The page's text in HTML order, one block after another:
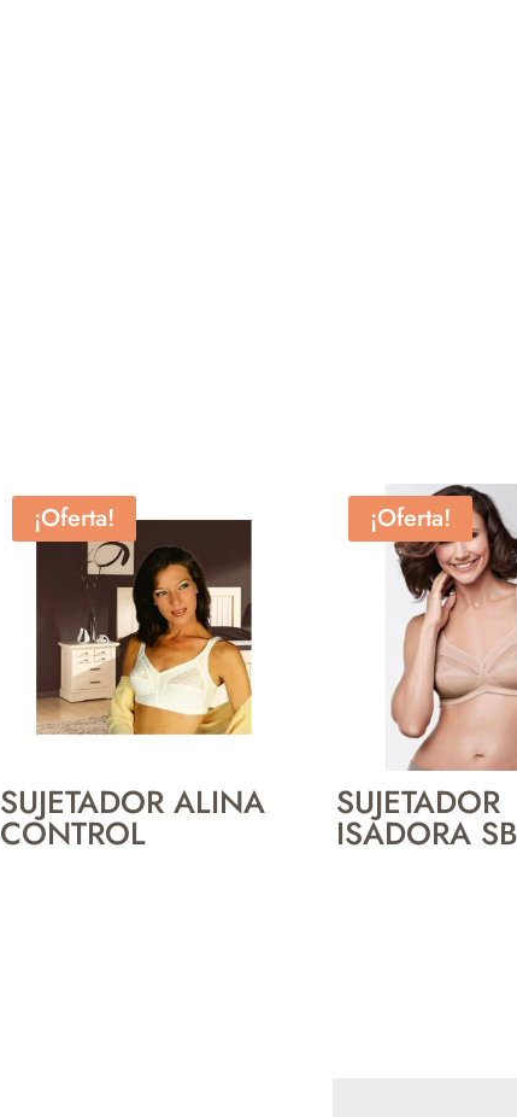
¡Oferta!
SUJETADOR ALINA
CONTROL
¡Oferta!
SUJETADOR
ISADORA SB